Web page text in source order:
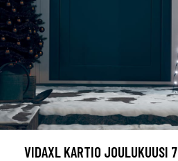
VIDAXL KARTIO JOULUKUUSI